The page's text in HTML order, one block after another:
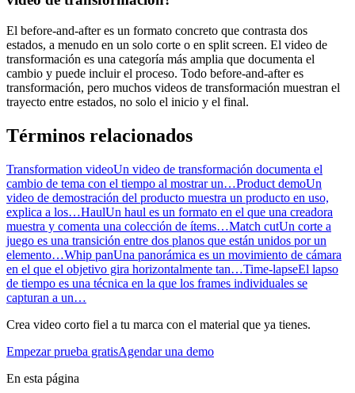
El before-and-after es un formato concreto que contrasta dos
estados, a menudo en un solo corte o en split screen. El video de
transformación es una categoría más amplia que documenta el
cambio y puede incluir el proceso. Todo before-and-after es
transformación, pero muchos videos de transformación muestran el
trayecto entre estados, no solo el inicio y el final.
Términos relacionados
Transformation videoUn video de transformación documenta el
cambio de tema con el tiempo al mostrar un…Product demoUn
video de demostración del producto muestra un producto en uso,
explica a los…HaulUn haul es un formato en el que una creadora
muestra y comenta una colección de ítems…Match cutUn corte a
juego es una transición entre dos planos que están unidos por un
elemento…Whip panUna panorámica es un movimiento de cámara
en el que el objetivo gira horizontalmente tan…Time-lapseEl lapso
de tiempo es una técnica en la que los frames individuales se
capturan a un…
Crea video corto fiel a tu marca con el material que ya tienes.
Empezar prueba gratisAgendar una demo
En esta página